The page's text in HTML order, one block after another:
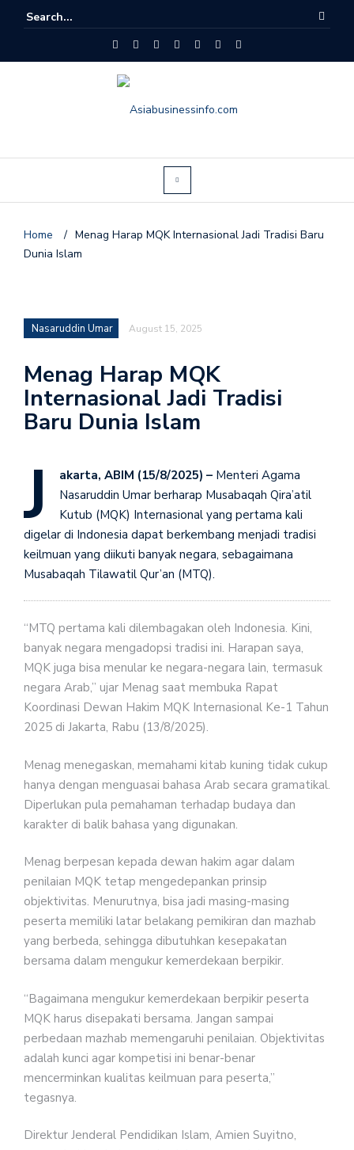
Home / Menag Harap MQK Internasional Jadi Tradisi Baru
Dunia Islam
Nasaruddin Umar August 15, 2025
Menag Harap MQK
Internasional Jadi Tradisi
Baru Dunia Islam
J akarta, ABIM (15/8/2025) – Menteri Agama
Nasaruddin Umar berharap Musabaqah Qira’atil
Kutub (MQK) Internasional yang pertama kali
digelar di Indonesia dapat berkembang menjadi tradisi
keilmuan yang diikuti banyak negara, sebagaimana
Musabaqah Tilawatil Qur’an (MTQ).
“MTQ pertama kali dilembagakan oleh Indonesia. Kini,
banyak negara mengadopsi tradisi ini. Harapan saya,
MQK juga bisa menular ke negara-negara lain, termasuk
negara Arab,” ujar Menag saat membuka Rapat
Koordinasi Dewan Hakim MQK Internasional Ke-1 Tahun
2025 di Jakarta, Rabu (13/8/2025).
Menag menegaskan, memahami kitab kuning tidak cukup
hanya dengan menguasai bahasa Arab secara gramatikal.
Diperlukan pula pemahaman terhadap budaya dan
karakter di balik bahasa yang digunakan.
Menag berpesan kepada dewan hakim agar dalam
penilaian MQK tetap mengedepankan prinsip
objektivitas. Menurutnya, bisa jadi masing-masing
peserta memiliki latar belakang pemikiran dan mazhab
yang berbeda, sehingga dibutuhkan kesepakatan
bersama dalam mengukur kemerdekaan berpikir.
“Bagaimana mengukur kemerdekaan berpikir peserta
MQK harus disepakati bersama. Jangan sampai
perbedaan mazhab memengaruhi penilaian. Objektivitas
adalah kunci agar kompetisi ini benar-benar
mencerminkan kualitas keilmuan para peserta,”
tegasnya.
Direktur Jenderal Pendidikan Islam, Amien Suyitno,